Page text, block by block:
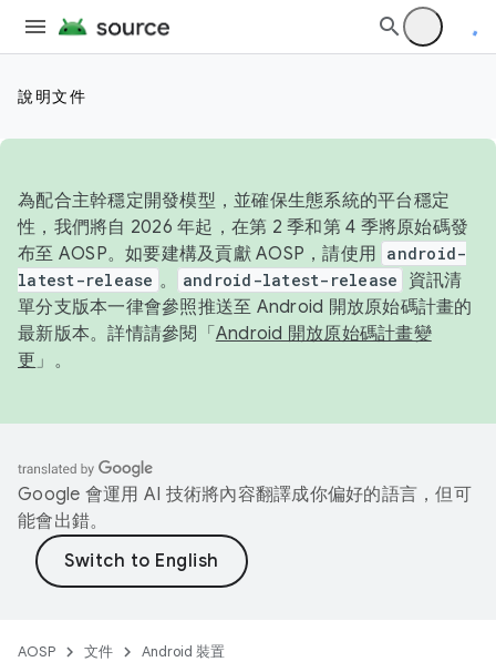
說明文件
為配合主幹穩定開發模型，並確保生態系統的平台穩定
性，我們將自 2026 年起，在第 2 季和第 4 季將原始碼發
布至 AOSP。如要建構及貢獻 AOSP，請使用 android-
latest-release 。 android-latest-release
資訊清
單分支版本一律會參照推送至 Android 開放原始碼計畫的
最新版本。詳情請參閱「 Android 開放原始碼計畫變
更 」。
Google 會運用 AI 技術將內容翻譯成你偏好的語言，但可
能會出錯。
AOSP 文件 Android 裝置